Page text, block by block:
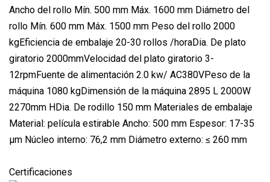
Ancho del rollo Mín. 500 mm Máx. 1600 mm Diámetro del
rollo Mín. 600 mm Máx. 1500 mm Peso del rollo 2000
kgEficiencia de embalaje 20-30 rollos /horaDia. De plato
giratorio 2000mmVelocidad del plato giratorio 3-
12rpmFuente de alimentación 2.0 kw/ AC380VPeso de la
máquina 1080 kgDimensión de la máquina 2895 L 2000W
2270mm HDia. De rodillo 150 mm Materiales de embalaje
Material: película estirable Ancho: 500 mm Espesor: 17-35
μm Núcleo interno: 76,2 mm Diámetro externo: ≤ 260 mm
Certificaciones